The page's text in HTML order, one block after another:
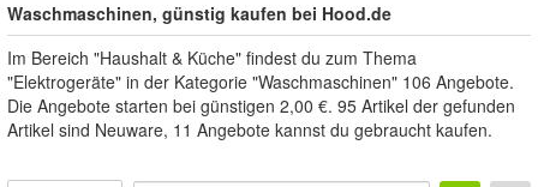
Waschmaschinen, günstig kaufen bei Hood.de
Im Bereich "Haushalt & Küche" findest du zum Thema
"Elektrogeräte" in der Kategorie "Waschmaschinen" 106 Angebote.
Die Angebote starten bei günstigen 2,00 €. 95 Artikel der gefunden
Artikel sind Neuware, 11 Angebote kannst du gebraucht kaufen.